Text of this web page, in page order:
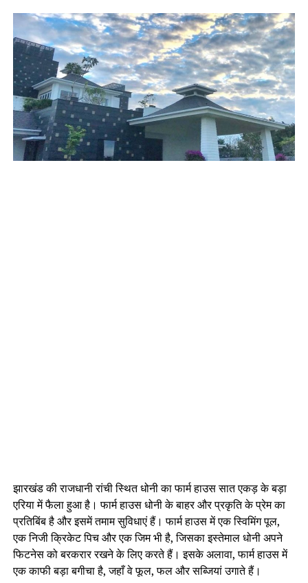
झारखंड की राजधानी रांची स्थित धोनी का फार्म हाउस सात एकड़ के बड़ा
एरिया में फैला हुआ है। फार्म हाउस धोनी के बाहर और प्रकृति के प्रेम का
प्रतिबिंब है और इसमें तमाम सुविधाएं हैं। फार्म हाउस में एक स्विमिंग पूल,
एक निजी क्रिकेट पिच और एक जिम भी है, जिसका इस्तेमाल धोनी अपने
फिटनेस को बरकरार रखने के लिए करते हैं। इसके अलावा, फार्म हाउस में
एक काफी बड़ा बगीचा है, जहाँ वे फूल, फल और सब्जियां उगाते हैं।